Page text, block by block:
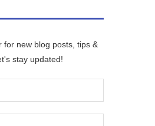
for new blog posts, tips &
stay updated!